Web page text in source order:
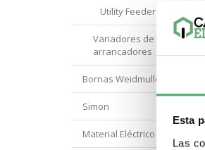
Esta
Las
Utility Feeder Meters
Variadores de velocidad y
arrancadores
Bornas Weidmuller
Simon
Material Eléctrico Eaton